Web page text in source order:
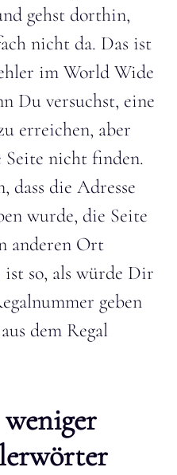
gehst dorthin,
nicht da. Das ist
im World Wide
Du versuchst, eine
erreichen, aber
Seite nicht finden.
dass die Adresse
wurde, die Seite
anderen Ort
ist so, als würde Dir
geben
dem Regal